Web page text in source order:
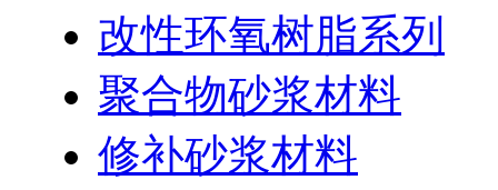
改性环氧树脂系列
聚合物砂浆材料
修补砂浆材料